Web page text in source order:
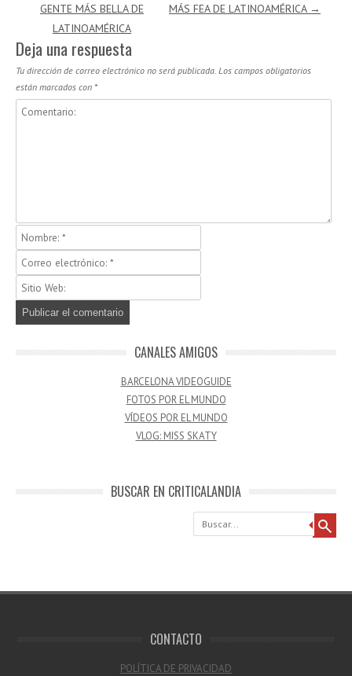
GENTE MÁS BELLA DE
LATINOAMÉRICA
MÁS FEA DE LATINOAMÉRICA →
Deja una respuesta
Tu dirección de correo electrónico no será publicada. Los campos obligatorios
están marcados con *
CANALES AMIGOS
BARCELONA VIDEOGUIDE
FOTOS POR EL MUNDO
VÍDEOS POR EL MUNDO
VLOG: MISS SKATY
BUSCAR EN CRITICALANDIA
Buscar
CONTACTO
POLÍTICA DE PRIVACIDAD